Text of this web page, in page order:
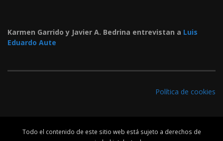
Karmen Garrido y Javier A. Bedrina entrevistan a Luis
Eduardo Aute
Política de cookies
Todo el contenido de este sitio web está sujeto a derechos de